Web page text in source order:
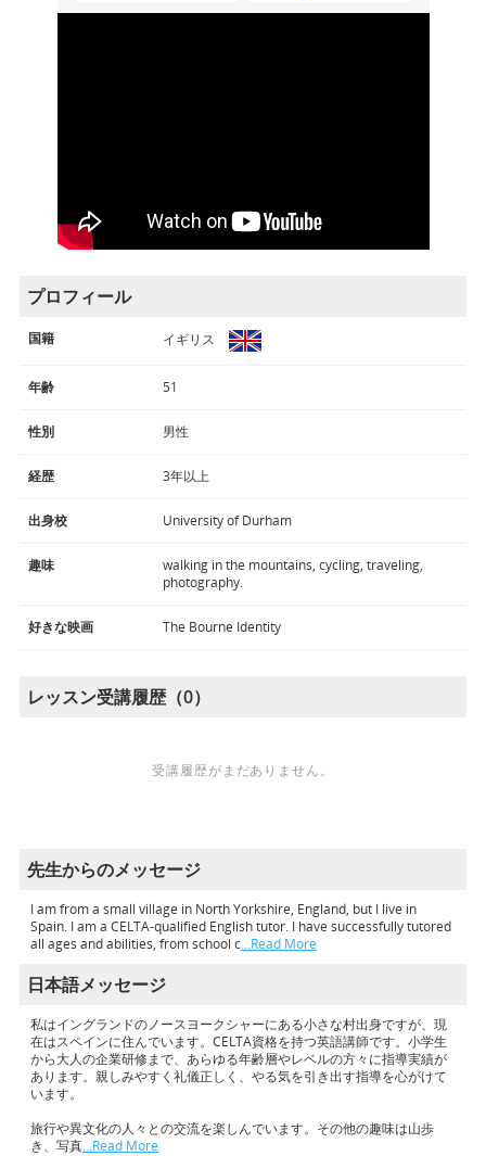
プロフィール
国籍 イギリス
年齢 51
性別 男性
経歴 3年以上
出身校 University of Durham
趣味
walking in the mountains, cycling, traveling,
photography.
好きな映画 The Bourne Identity
レッスン受講履歴（0）
受講履歴がまだありません。
先生からのメッセージ
I am from a small village in North Yorkshire, England, but I live in
Spain. I am a CELTA-qualified English tutor. I have successfully tutored
all ages and abilities, from school c…Read More
日本語メッセージ
私はイングランドのノースヨークシャーにある小さな村出身ですが、現
在はスペインに住んでいます。CELTA資格を持つ英語講師です。小学生
から大人の企業研修まで、あらゆる年齢層やレベルの方々に指導実績が
あります。親しみやすく礼儀正しく、やる気を引き出す指導を心がけて
います。
旅行や異文化の人々との交流を楽しんでいます。その他の趣味は山歩
き、写真…Read More